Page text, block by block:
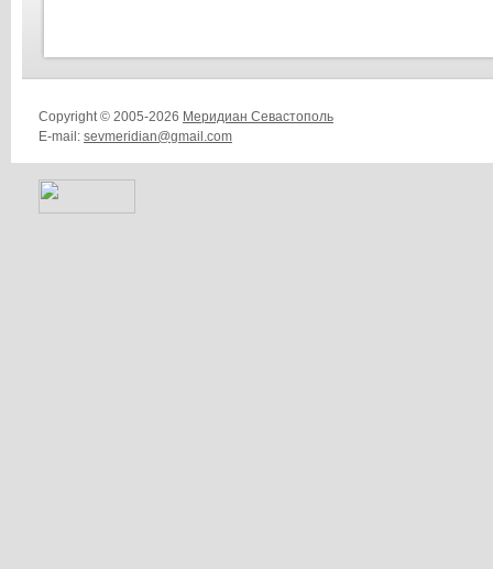
Copyright © 2005-2026 Меридиан Севастополь
E-mail: sevmeridian@gmail.com